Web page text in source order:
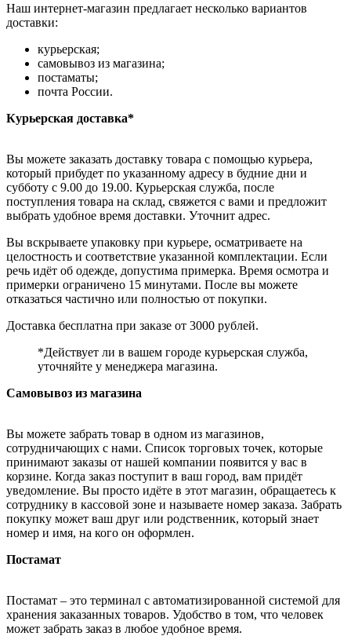
Наш интернет-магазин предлагает несколько вариантов
доставки:
курьерская;
самовывоз из магазина;
постаматы;
почта России.
Курьерская доставка*
Вы можете заказать доставку товара с помощью курьера,
который прибудет по указанному адресу в будние дни и
субботу с 9.00 до 19.00. Курьерская служба, после
поступления товара на склад, свяжется с вами и предложит
выбрать удобное время доставки. Уточнит адрес.
Вы вскрываете упаковку при курьере, осматриваете на
целостность и соответствие указанной комплектации. Если
речь идёт об одежде, допустима примерка. Время осмотра и
примерки ограничено 15 минутами. После вы можете
отказаться частично или полностью от покупки.
Доставка бесплатна при заказе от 3000 рублей.
*Действует ли в вашем городе курьерская служба,
уточняйте у менеджера магазина.
Самовывоз из магазина
Вы можете забрать товар в одном из магазинов,
сотрудничающих с нами. Список торговых точек, которые
принимают заказы от нашей компании появится у вас в
корзине. Когда заказ поступит в ваш город, вам придёт
уведомление. Вы просто идёте в этот магазин, обращаетесь к
сотруднику в кассовой зоне и называете номер заказа. Забрать
покупку может ваш друг или родственник, который знает
номер и имя, на кого он оформлен.
Постамат
Постамат – это терминал с автоматизированной системой для
хранения заказанных товаров. Удобство в том, что человек
может забрать заказ в любое удобное время.